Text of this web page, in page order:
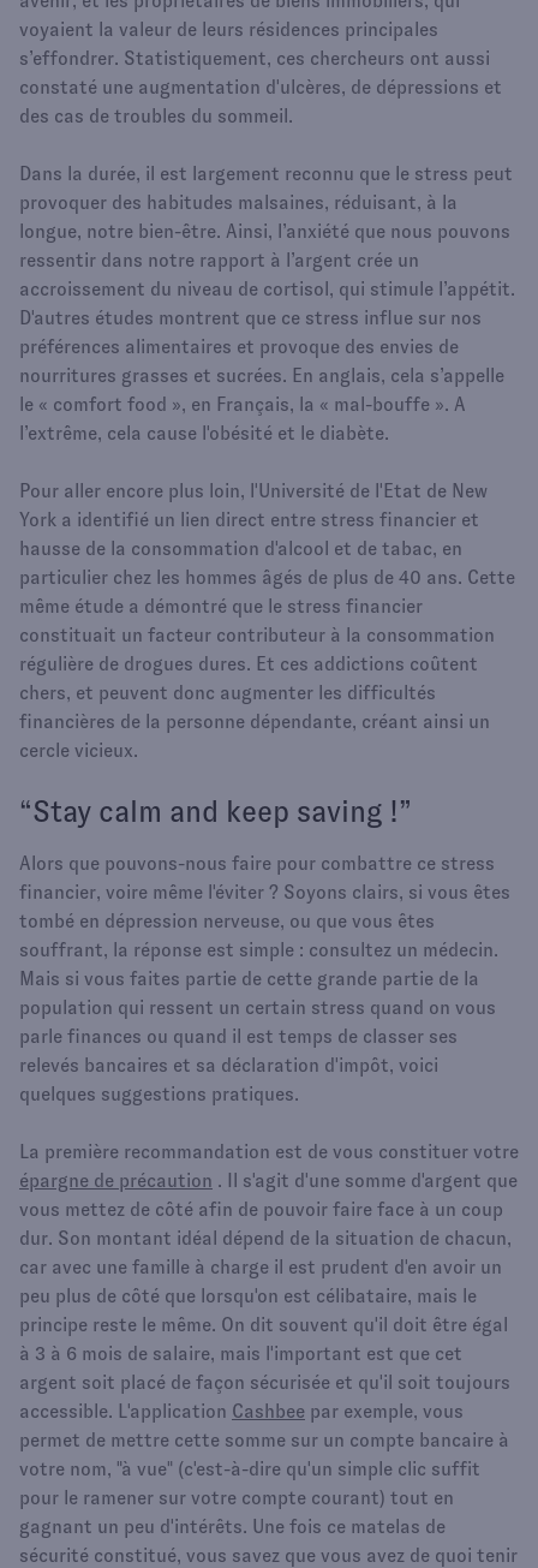
voyaient la valeur de leurs résidences principales
s’effondrer. Statistiquement, ces chercheurs ont aussi
constaté une augmentation d'ulcères, de dépressions et
des cas de troubles du sommeil.
Dans la durée, il est largement reconnu que le stress peut
provoquer des habitudes malsaines, réduisant, à la
longue, notre bien-être. Ainsi, l’anxiété que nous pouvons
ressentir dans notre rapport à l’argent crée un
accroissement du niveau de cortisol, qui stimule l’appétit.
D'autres études montrent que ce stress influe sur nos
préférences alimentaires et provoque des envies de
nourritures grasses et sucrées. En anglais, cela s’appelle
le « comfort food », en Français, la « mal-bouffe ». A
l’extrême, cela cause l'obésité et le diabète.
Pour aller encore plus loin, l'Université de l'Etat de New
York a identifié un lien direct entre stress financier et
hausse de la consommation d'alcool et de tabac, en
particulier chez les hommes âgés de plus de 40 ans. Cette
même étude a démontré que le stress financier
constituait un facteur contributeur à la consommation
régulière de drogues dures. Et ces addictions coûtent
chers, et peuvent donc augmenter les difficultés
financières de la personne dépendante, créant ainsi un
cercle vicieux.
“Stay calm and keep saving !”
Alors que pouvons-nous faire pour combattre ce stress
financier, voire même l'éviter ? Soyons clairs, si vous êtes
tombé en dépression nerveuse, ou que vous êtes
souffrant, la réponse est simple : consultez un médecin.
Mais si vous faites partie de cette grande partie de la
population qui ressent un certain stress quand on vous
parle finances ou quand il est temps de classer ses
relevés bancaires et sa déclaration d'impôt, voici
quelques suggestions pratiques.
La première recommandation est de vous constituer votre
épargne de précaution . Il s'agit d'une somme d'argent que
vous mettez de côté afin de pouvoir faire face à un coup
dur. Son montant idéal dépend de la situation de chacun,
car avec une famille à charge il est prudent d'en avoir un
peu plus de côté que lorsqu'on est célibataire, mais le
principe reste le même. On dit souvent qu'il doit être égal
à 3 à 6 mois de salaire, mais l'important est que cet
argent soit placé de façon sécurisée et qu'il soit toujours
accessible. L'application Cashbee par exemple, vous
permet de mettre cette somme sur un compte bancaire à
votre nom, "à vue" (c'est-à-dire qu'un simple clic suffit
pour le ramener sur votre compte courant) tout en
gagnant un peu d'intérêts. Une fois ce matelas de
sécurité constitué, vous savez que vous avez de quoi tenir